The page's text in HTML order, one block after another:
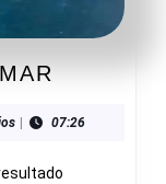
34
07:26